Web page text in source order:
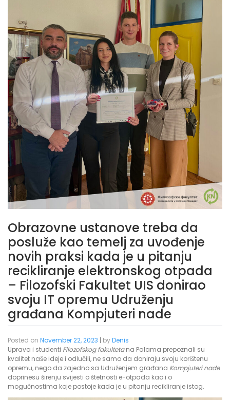
Obrazovne ustanove treba da
posluže kao temelj za uvođenje
novih praksi kada je u pitanju
recikliranje elektronskog otpada
– Filozofski Fakultet UIS donirao
svoju IT opremu Udruženju
građana Kompjuteri nade
Posted on November 22, 2023 | byDenis
Uprava i studenti Filozofskog fakultetana Palama prepoznali su
kvalitet naše ideje i odlučili, ne samo da doniraju svoju korištenu
opremu, nego da zajedno sa Udruženjem građana Kompjuteri nade
doprinesu širenju svijesti o štetnosti e-otpada kao i o
mogućnostima koje postoje kada je u pitanju recikliranje istog.